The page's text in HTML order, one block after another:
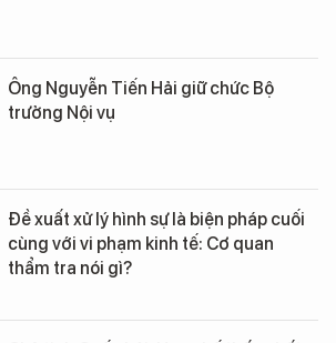
Ông Nguyễn Tiến Hải giữ chức Bộ
trưởng Nội vụ
Đề xuất xử lý hình sự là biện pháp cuối
cùng với vi phạm kinh tế: Cơ quan
thẩm tra nói gì?